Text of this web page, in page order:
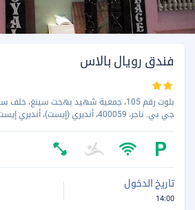
فندق رويال بالاس
بلوت رقم 105، جمعية شهيد بهجت سينغ،
جي بي. ناجر، 400059، أنديري (إيست)، أنديري إيست، مومباي، الهند.
تاريخ الدخول
14:00